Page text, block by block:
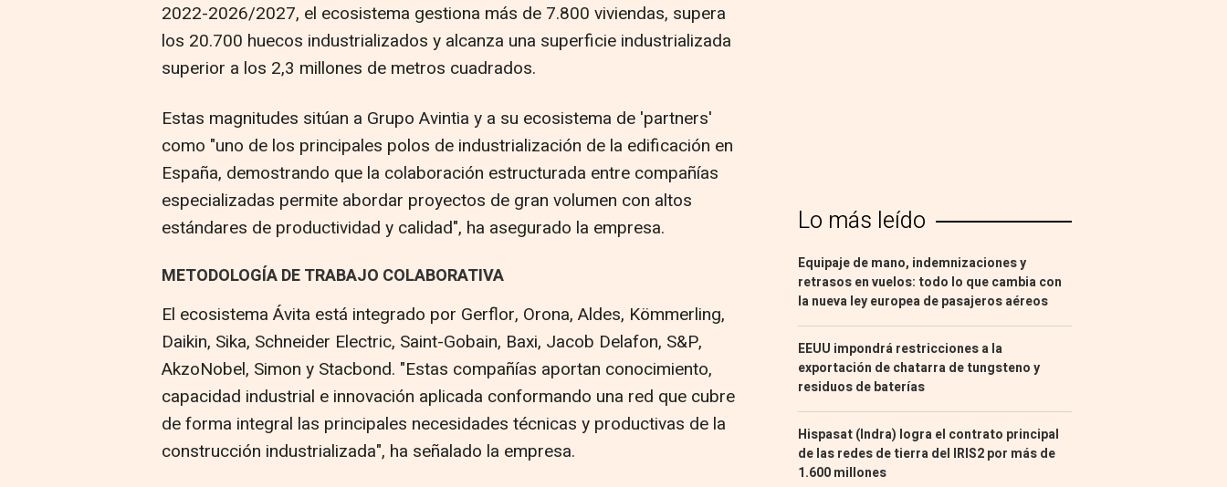
2022-2026/2027, el ecosistema gestiona más de 7.800 viviendas, supera
los 20.700 huecos industrializados y alcanza una superficie industrializada
superior a los 2,3 millones de metros cuadrados.
Estas magnitudes sitúan a Grupo Avintia y a su ecosistema de 'partners'
como "uno de los principales polos de industrialización de la edificación en
España, demostrando que la colaboración estructurada entre compañías
especializadas permite abordar proyectos de gran volumen con altos
estándares de productividad y calidad", ha asegurado la empresa.
METODOLOGÍA DE TRABAJO COLABORATIVA
El ecosistema Ávita está integrado por Gerflor, Orona, Aldes, Kömmerling,
Daikin, Sika, Schneider Electric, Saint-Gobain, Baxi, Jacob Delafon, S&P,
AkzoNobel, Simon y Stacbond. "Estas compañías aportan conocimiento,
capacidad industrial e innovación aplicada conformando una red que cubre
de forma integral las principales necesidades técnicas y productivas de la
construcción industrializada", ha señalado la empresa.
Lo más leído
Equipaje de mano, indemnizaciones y
retrasos en vuelos: todo lo que cambia con
la nueva ley europea de pasajeros aéreos
EEUU impondrá restricciones a la
exportación de chatarra de tungsteno y
residuos de baterías
Hispasat (Indra) logra el contrato principal
de las redes de tierra del IRIS2 por más de
1.600 millones